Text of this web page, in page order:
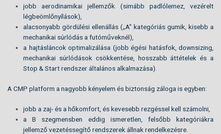
jobb aerodinamikai jellemzők (simább padlólemez, vezérelt
légbeömlőnyílások),
alacsonyabb gördülési ellenállás („A” kategóriás gumik, kisebb a
mechanikai súrlódás a futóműveknél),
a hajtásláncok optimalizálása (jobb égési hatásfok, downsizing,
mechanikai súrlódások csökkentése, hosszabb áttételek és a
Stop & Start rendszer általános alkalmazása).
A CMP platform a nagyobb kényelem és biztonság záloga is egyben:
jobb a zaj- és a hőkomfort, és kevesebb rezgéssel kell számolni,
a B szegmensben eddig ismeretlen, felsőbb kategóriákra
jellemző vezetéssegítő rendszerek állnak rendelkezésre.